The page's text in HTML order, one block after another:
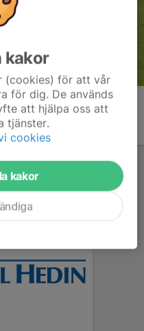
kakor
(cookies) för att vår
för dig. De används
att hjälpa oss att
tjänster.
cookies
kakor